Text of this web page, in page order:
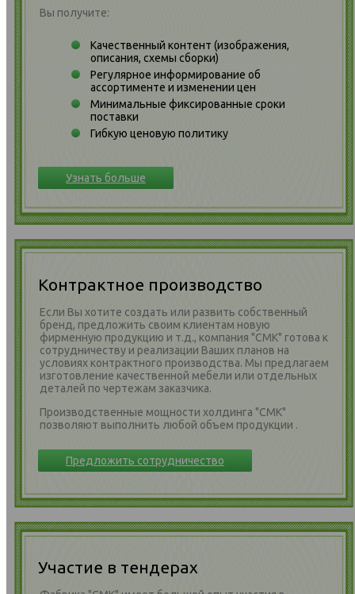
Вы получите:
Качественный контент (изображения,
описания, схемы сборки)
Регулярное информирование об
ассортименте и изменении цен
Минимальные фиксированные сроки
поставки
Гибкую ценовую политику
Узнать больше
Контрактное производство
Если Вы хотите создать или развить собственный
бренд, предложить своим клиентам новую
фирменную продукцию и т.д., компания "СМК" готова к
сотрудничеству и реализации Ваших планов на
условиях контрактного производства. Мы предлагаем
изготовление качественной мебели или отдельных
деталей по чертежам заказчика.
Производственные мощности холдинга "СМК"
позволяют выполнить любой объем продукции .
Предложить сотрудничество
Участие в тендерах